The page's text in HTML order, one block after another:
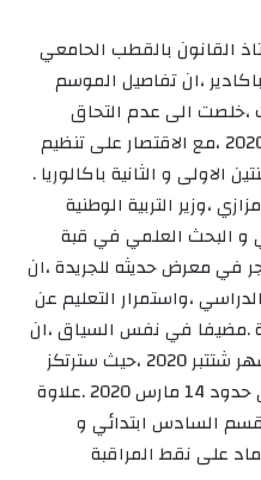
القانون بالقطب الحامعي
،ان تفاصيل الموسم
،خلصت الى عدم التحاق
التلاميذ بالمدارس الى غاية شتنبر 2020 ،مع الاقتصار على تنظيم
الاولى و الثانية باكالوريا .
،وزير التربية الوطنية
و البحث العلمي في قبة
في معرض حديثه للجريدة ،ان
،واستمرار التعليم عن
.مضيفا في نفس السياق ،ان
امتحانات البكالوريا ستجري خلال شهر شتتبر 2020 ،حيث سترتكز
اساسا على الدروس الحضورية ،الى حدود 14 مارس 2020 .علاوة
السادس ابتدائي و
على نقط المراقبة